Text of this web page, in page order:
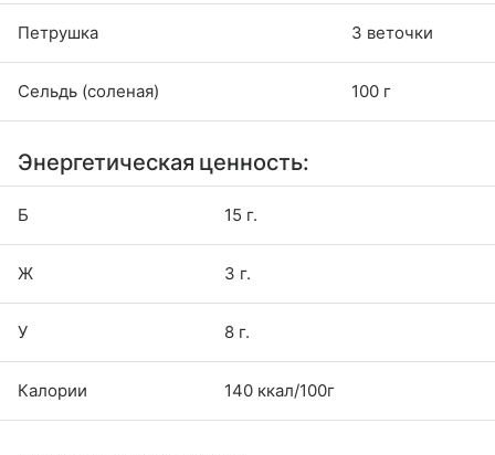
Петрушка 3 веточки
Сельдь (соленая) 100 г
Энергетическая ценность:
Б 15 г.
Ж 3 г.
У 8 г.
Калории 140 ккал/100г